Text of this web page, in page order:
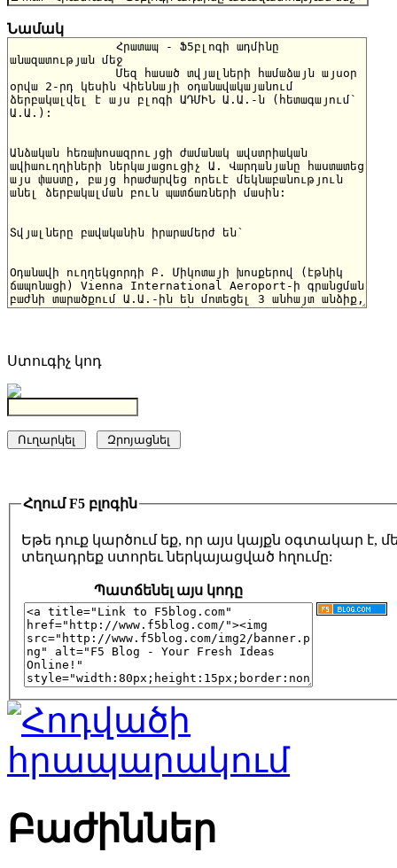
Նամակ
Ստուգիչ կոդ
Հղում F5 բլոգին
Եթե դուք կարծում եք, որ այս կայքն օգտակար է,
տեղադրեք ստորեւ ներկայացված հղումը:
Պատճենել այս կոդը
Բաժիններ